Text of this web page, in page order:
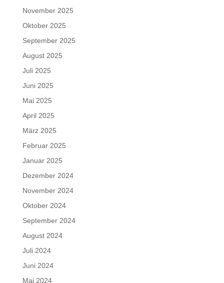
November 2025
Oktober 2025
September 2025
August 2025
Juli 2025
Juni 2025
Mai 2025
April 2025
März 2025
Februar 2025
Januar 2025
Dezember 2024
November 2024
Oktober 2024
September 2024
August 2024
Juli 2024
Juni 2024
Mai 2024